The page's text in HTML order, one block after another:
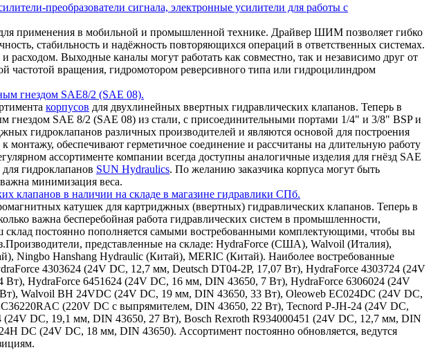
преобразователи сигнала, электронные усилители для работы с
применения в мобильной и промышленной технике. Драйвер ШИМ позволяет гибко
стабильность и надёжность повторяющихся операций в ответственных системах.
Выходные каналы могут работать как совместно, так и независимо друг от
частотой вращения, гидромотором реверсивного типа или гидроцилиндром
гнездом SAE8/2 (SAE 08).
корпусов для двухлинейных ввертных гидравлических клапанов. Теперь в
гнездом SAE 8/2 (SAE 08) из стали, с присоединительными портами 1/4" и 3/8" BSP и
гидроклапанов различных производителей и являются основой для построения
обеспечивают герметичное соединение и рассчитаны на длительную работу
ассортименте компании всегда доступны аналогичные изделия для гнёзд SAE
гидроклапанов SUN Hydraulics. По желанию заказчика корпуса могут быть
минимизация веса.
клапанов в наличии на складе в магазине гидравлики СПб.
катушек для картриджных (ввертных) гидравлических клапанов. Теперь в
важна бесперебойная работа гидравлических систем в промышленности,
постоянно пополняется самыми востребованными комплектующими, чтобы вы
представленные на складе: HydraForce (США), Walvoil (Италия),
Ningbo Hanshang Hydraulic (Китай), MERIC (Китай). Наиболее востребованные
4303624 (24V DC, 12,7 мм, Deutsch DT04-2P, 17,07 Вт), HydraForce 4303724 (24V
HydraForce 6451624 (24V DC, 16 мм, DIN 43650, 7 Вт), HydraForce 6306024 (24V
Walvoil BH 24VDC (24V DC, 19 мм, DIN 43650, 33 Вт), Oleoweb EC024DC (24V DC,
(220V DC с выпрямителем, DIN 43650, 22 Вт), Tecnord P-JH-24 (24V DC,
DC, 19,1 мм, DIN 43650, 27 Вт), Bosch Rexroth R934000451 (24V DC, 12,7 мм, DIN
DC (24V DC, 18 мм, DIN 43650). Ассортимент постоянно обновляется, ведутся